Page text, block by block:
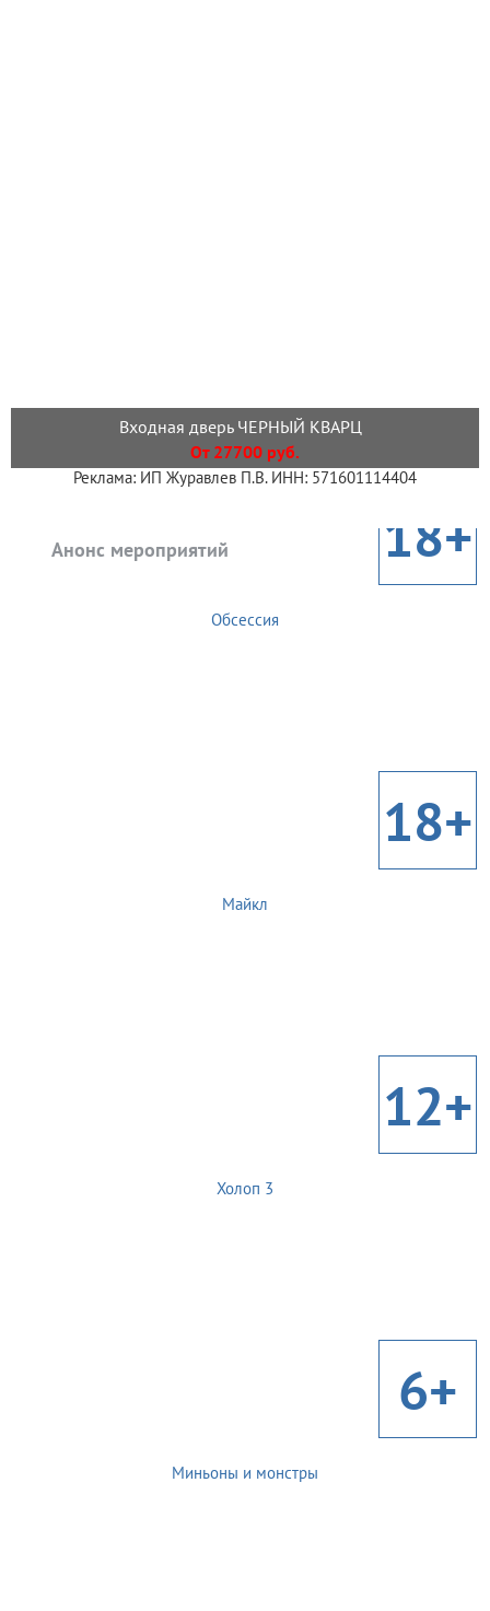
Входная дверь ЧЕРНЫЙ КВАРЦ
От 27700 руб.
Реклама: ИП Журавлев П.В. ИНН: 571601114404
Анонс мероприятий 18+
Обсессия
18+
Майкл
12+
Холоп 3
6+
Миньоны и монстры